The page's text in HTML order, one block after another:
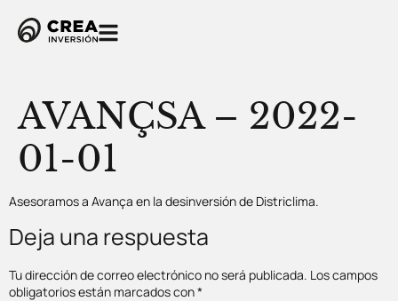
AVANÇSA – 2022-
01-01
Asesoramos a Avança en la desinversión de Districlima.
Deja una respuesta
Tu dirección de correo electrónico no será publicada. Los campos
obligatorios están marcados con*